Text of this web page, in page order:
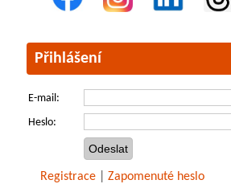
Přihlášení
E-mail:
Heslo:
Registrace Zapomenuté heslo